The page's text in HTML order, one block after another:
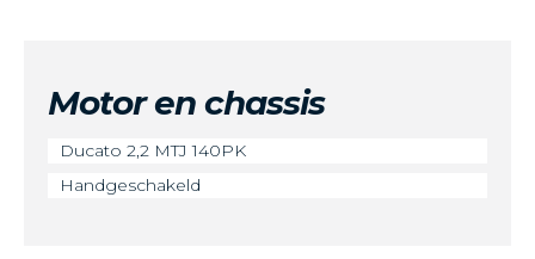
Motor en chassis
Ducato 2,2 MTJ 140PK
Handgeschakeld